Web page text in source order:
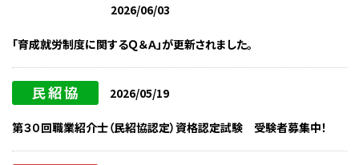
2026/06/03
「育成就労制度に関するＱ＆Ａ」が更新されました。
2026/05/19
第３０回職業紹介士（民紹協認定）資格認定試験 受験者募集中！